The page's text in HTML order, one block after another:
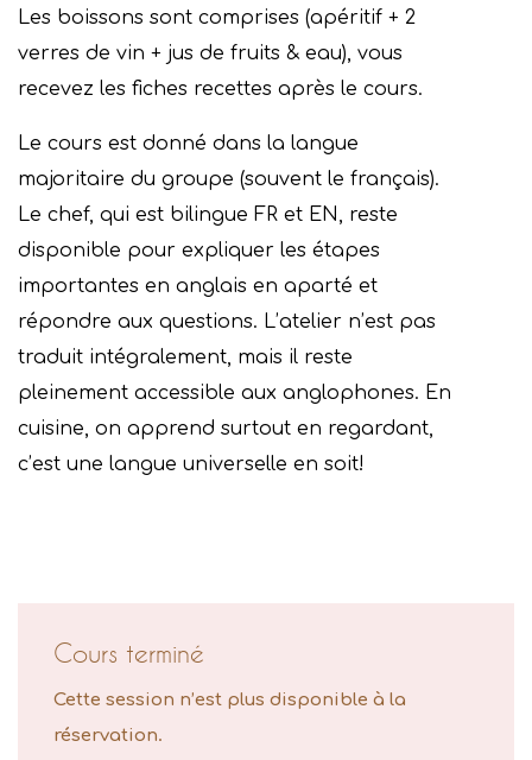
Les boissons sont comprises (apéritif + 2
verres de vin + jus de fruits & eau), vous
recevez les fiches recettes après le cours.
Le cours est donné dans la langue
majoritaire du groupe (souvent le français).
Le chef, qui est bilingue FR et EN, reste
disponible pour expliquer les étapes
importantes en anglais en aparté et
répondre aux questions. L’atelier n’est pas
traduit intégralement, mais il reste
pleinement accessible aux anglophones. En
cuisine, on apprend surtout en regardant,
c’est une langue universelle en soit!
Cours terminé
Cette session n’est plus disponible à la
réservation.